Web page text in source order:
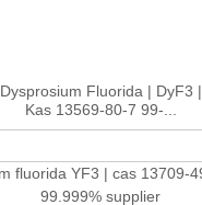
Dysprosium Fluorida | DyF3 |
Kas 13569-80-7 99-...